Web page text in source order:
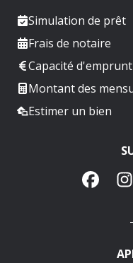
Simulation de prêt
Frais de notaire
Capacité d'emprunt
Montant des
Estimer un bien
Facebook